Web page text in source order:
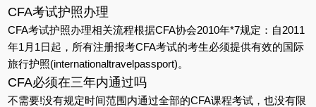
CFA考试护照办理
CFA考试护照办理相关流程根据CFA协会2010年*7规定：自2011
年1月1日起，所有注册报考CFA考试的考生必须提供有效的国际
旅行护照(internationaltravelpassport)。
CFA必须在三年内通过吗
不需要!没有规定时间范围内通过全部的CFA课程考试，也没有限